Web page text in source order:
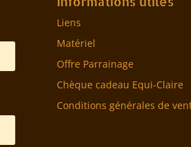
Liens
Matériel
Offre Parrainage
Chèque cadeau Equi-Claire
Conditions générales de